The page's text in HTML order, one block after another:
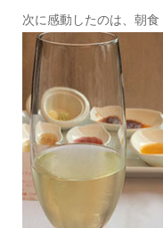
次に感動したのは、朝食